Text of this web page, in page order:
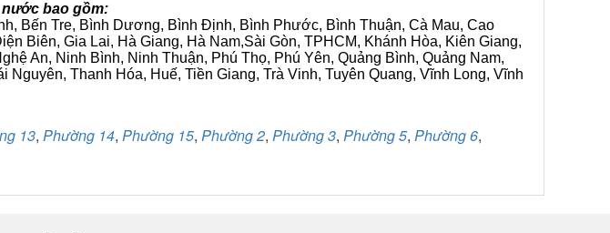
nước bao gồm:
Bến Tre, Bình Dương, Bình Định, Bình Phước, Bình Thuận, Cà Mau, Cao
Biên, Gia Lai, Hà Giang, Hà Nam,Sài Gòn, TPHCM, Khánh Hòa, Kiên Giang,
An, Ninh Bình, Ninh Thuận, Phú Thọ, Phú Yên, Quảng Bình, Quảng Nam,
Thanh Hóa, Huế, Tiền Giang, Trà Vinh, Tuyên Quang, Vĩnh Long, Vĩnh
13, Phường 14, Phường 15, Phường 2, Phường 3, Phường 5, Phường 6,